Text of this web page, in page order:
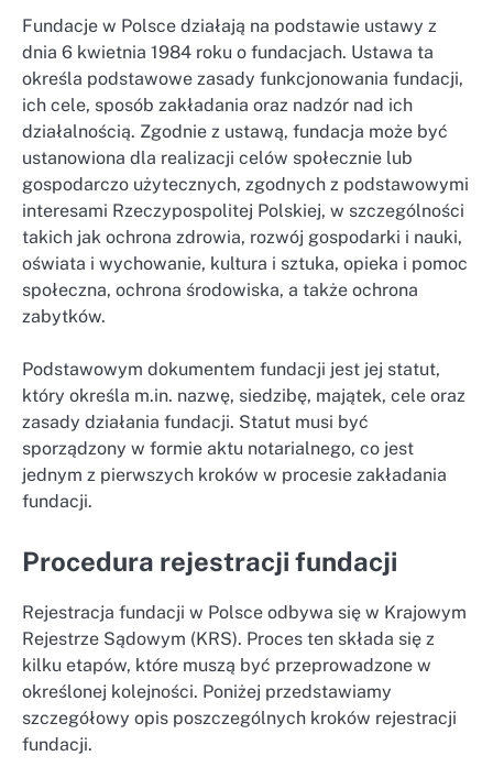
Fundacje w Polsce działają na podstawie ustawy z
dnia 6 kwietnia 1984 roku o fundacjach. Ustawa ta
określa podstawowe zasady funkcjonowania fundacji,
ich cele, sposób zakładania oraz nadzór nad ich
działalnością. Zgodnie z ustawą, fundacja może być
ustanowiona dla realizacji celów społecznie lub
gospodarczo użytecznych, zgodnych z podstawowymi
interesami Rzeczypospolitej Polskiej, w szczególności
takich jak ochrona zdrowia, rozwój gospodarki i nauki,
oświata i wychowanie, kultura i sztuka, opieka i pomoc
społeczna, ochrona środowiska, a także ochrona
zabytków.
Podstawowym dokumentem fundacji jest jej statut,
który określa m.in. nazwę, siedzibę, majątek, cele oraz
zasady działania fundacji. Statut musi być
sporządzony w formie aktu notarialnego, co jest
jednym z pierwszych kroków w procesie zakładania
fundacji.
Procedura rejestracji fundacji
Rejestracja fundacji w Polsce odbywa się w Krajowym
Rejestrze Sądowym (KRS). Proces ten składa się z
kilku etapów, które muszą być przeprowadzone w
określonej kolejności. Poniżej przedstawiamy
szczegółowy opis poszczególnych kroków rejestracji
fundacji.